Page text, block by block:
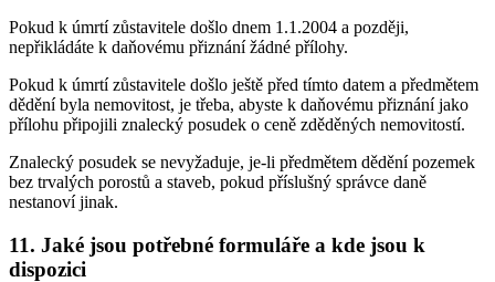
Pokud k úmrtí zůstavitele došlo dnem 1.1.2004 a později,
nepřikládáte k daňovému přiznání žádné přílohy.
Pokud k úmrtí zůstavitele došlo ještě před tímto datem a předmětem
dědění byla nemovitost, je třeba, abyste k daňovému přiznání jako
přílohu připojili znalecký posudek o ceně zděděných nemovitostí.
Znalecký posudek se nevyžaduje, je-li předmětem dědění pozemek
bez trvalých porostů a staveb, pokud příslušný správce daně
nestanoví jinak.
11. Jaké jsou potřebné formuláře a kde jsou k
dispozici